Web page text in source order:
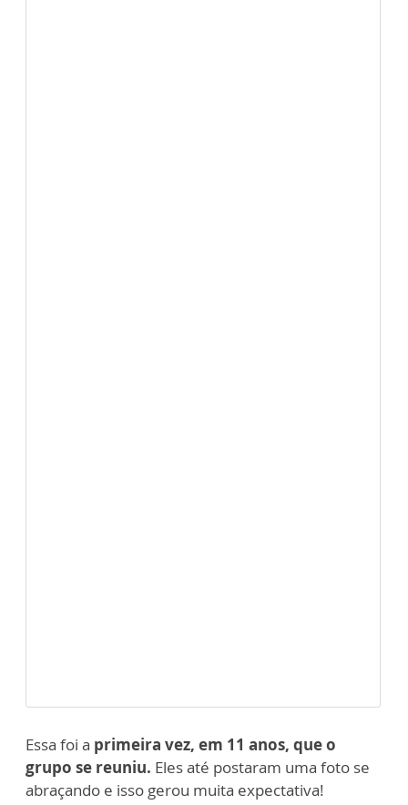
Essa foi a primeira vez, em 11 anos, que o
grupo se reuniu. Eles até postaram uma foto se
abraçando e isso gerou muita expectativa!